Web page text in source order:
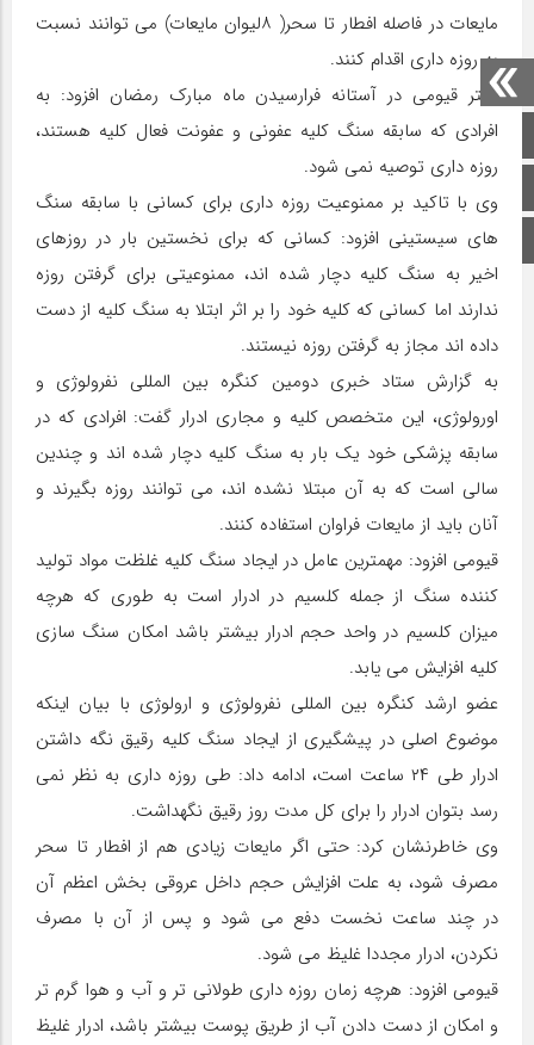
صفحه اصلی
برو بالا
مایعات در فاصله افطار تا سحر( ۸لیوان مایعات) می توانند نسبت
به روزه داری اقدام کنند.
دکتر قیومی در آستانه فرارسیدن ماه مبارک رمضان افزود: به
افرادی که سابقه سنگ کلیه عفونی و عفونت فعال کلیه هستند،
روزه داری توصیه نمی شود.
وی با تاکید بر ممنوعیت روزه داری برای کسانی با سابقه سنگ
های سیستینی افزود: کسانی که برای نخستین بار در روزهای
اخیر به سنگ کلیه دچار شده اند، ممنوعیتی برای گرفتن روزه
ندارند اما کسانی که کلیه خود را بر اثر ابتلا به سنگ کلیه از دست
داده اند مجاز به گرفتن روزه نیستند.
به گزارش ستاد خبری دومین کنگره بین المللی نفرولوژی و
اورولوژی، این متخصص کلیه و مجاری ادرار گفت: افرادی که در
سابقه پزشکی خود یک بار به سنگ کلیه دچار شده اند و چندین
سالی است که به آن مبتلا نشده اند، می توانند روزه بگیرند و
آنان باید از مایعات فراوان استفاده کنند.
قیومی افزود: مهمترین عامل در ایجاد سنگ کلیه غلظت مواد تولید
کننده سنگ از جمله کلسیم در ادرار است به طوری که هرچه
میزان کلسیم در واحد حجم ادرار بیشتر باشد امکان سنگ سازی
کلیه افزایش می یابد.
عضو ارشد کنگره بین المللی نفرولوژی و ارولوژی با بیان اینکه
موضوع اصلی در پیشگیری از ایجاد سنگ کلیه رقیق نگه داشتن
ادرار طی ۲۴ ساعت است، ادامه داد: طی روزه داری به نظر نمی
رسد بتوان ادرار را برای کل مدت روز رقیق نگهداشت.
وی خاطرنشان کرد: حتی اگر مایعات زیادی هم از افطار تا سحر
مصرف شود، به علت افزایش حجم داخل عروقی بخش اعظم آن
در چند ساعت نخست دفع می شود و پس از آن با مصرف
نکردن، ادرار مجددا غلیظ می شود.
قیومی افزود: هرچه زمان روزه داری طولانی تر و آب و هوا گرم تر
و امکان از دست دادن آب از طریق پوست بیشتر باشد، ادرار غلیظ